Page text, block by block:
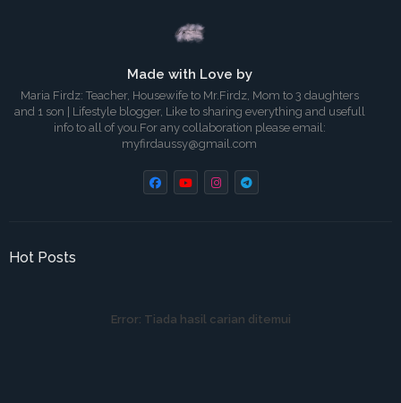
Made with Love by
Maria Firdz: Teacher, Housewife to Mr.Firdz, Mom to 3 daughters
and 1 son | Lifestyle blogger, Like to sharing everything and usefull
info to all of you.For any collaboration please email:
myfirdaussy@gmail.com
Hot Posts
Error: Tiada hasil carian ditemui